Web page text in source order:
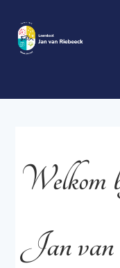
Welkom
Jan van